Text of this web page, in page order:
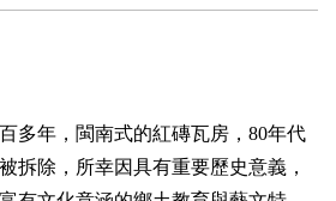
多年，閩南式的紅磚瓦房，80年代
拆除，所幸因具有重要歷史意義，